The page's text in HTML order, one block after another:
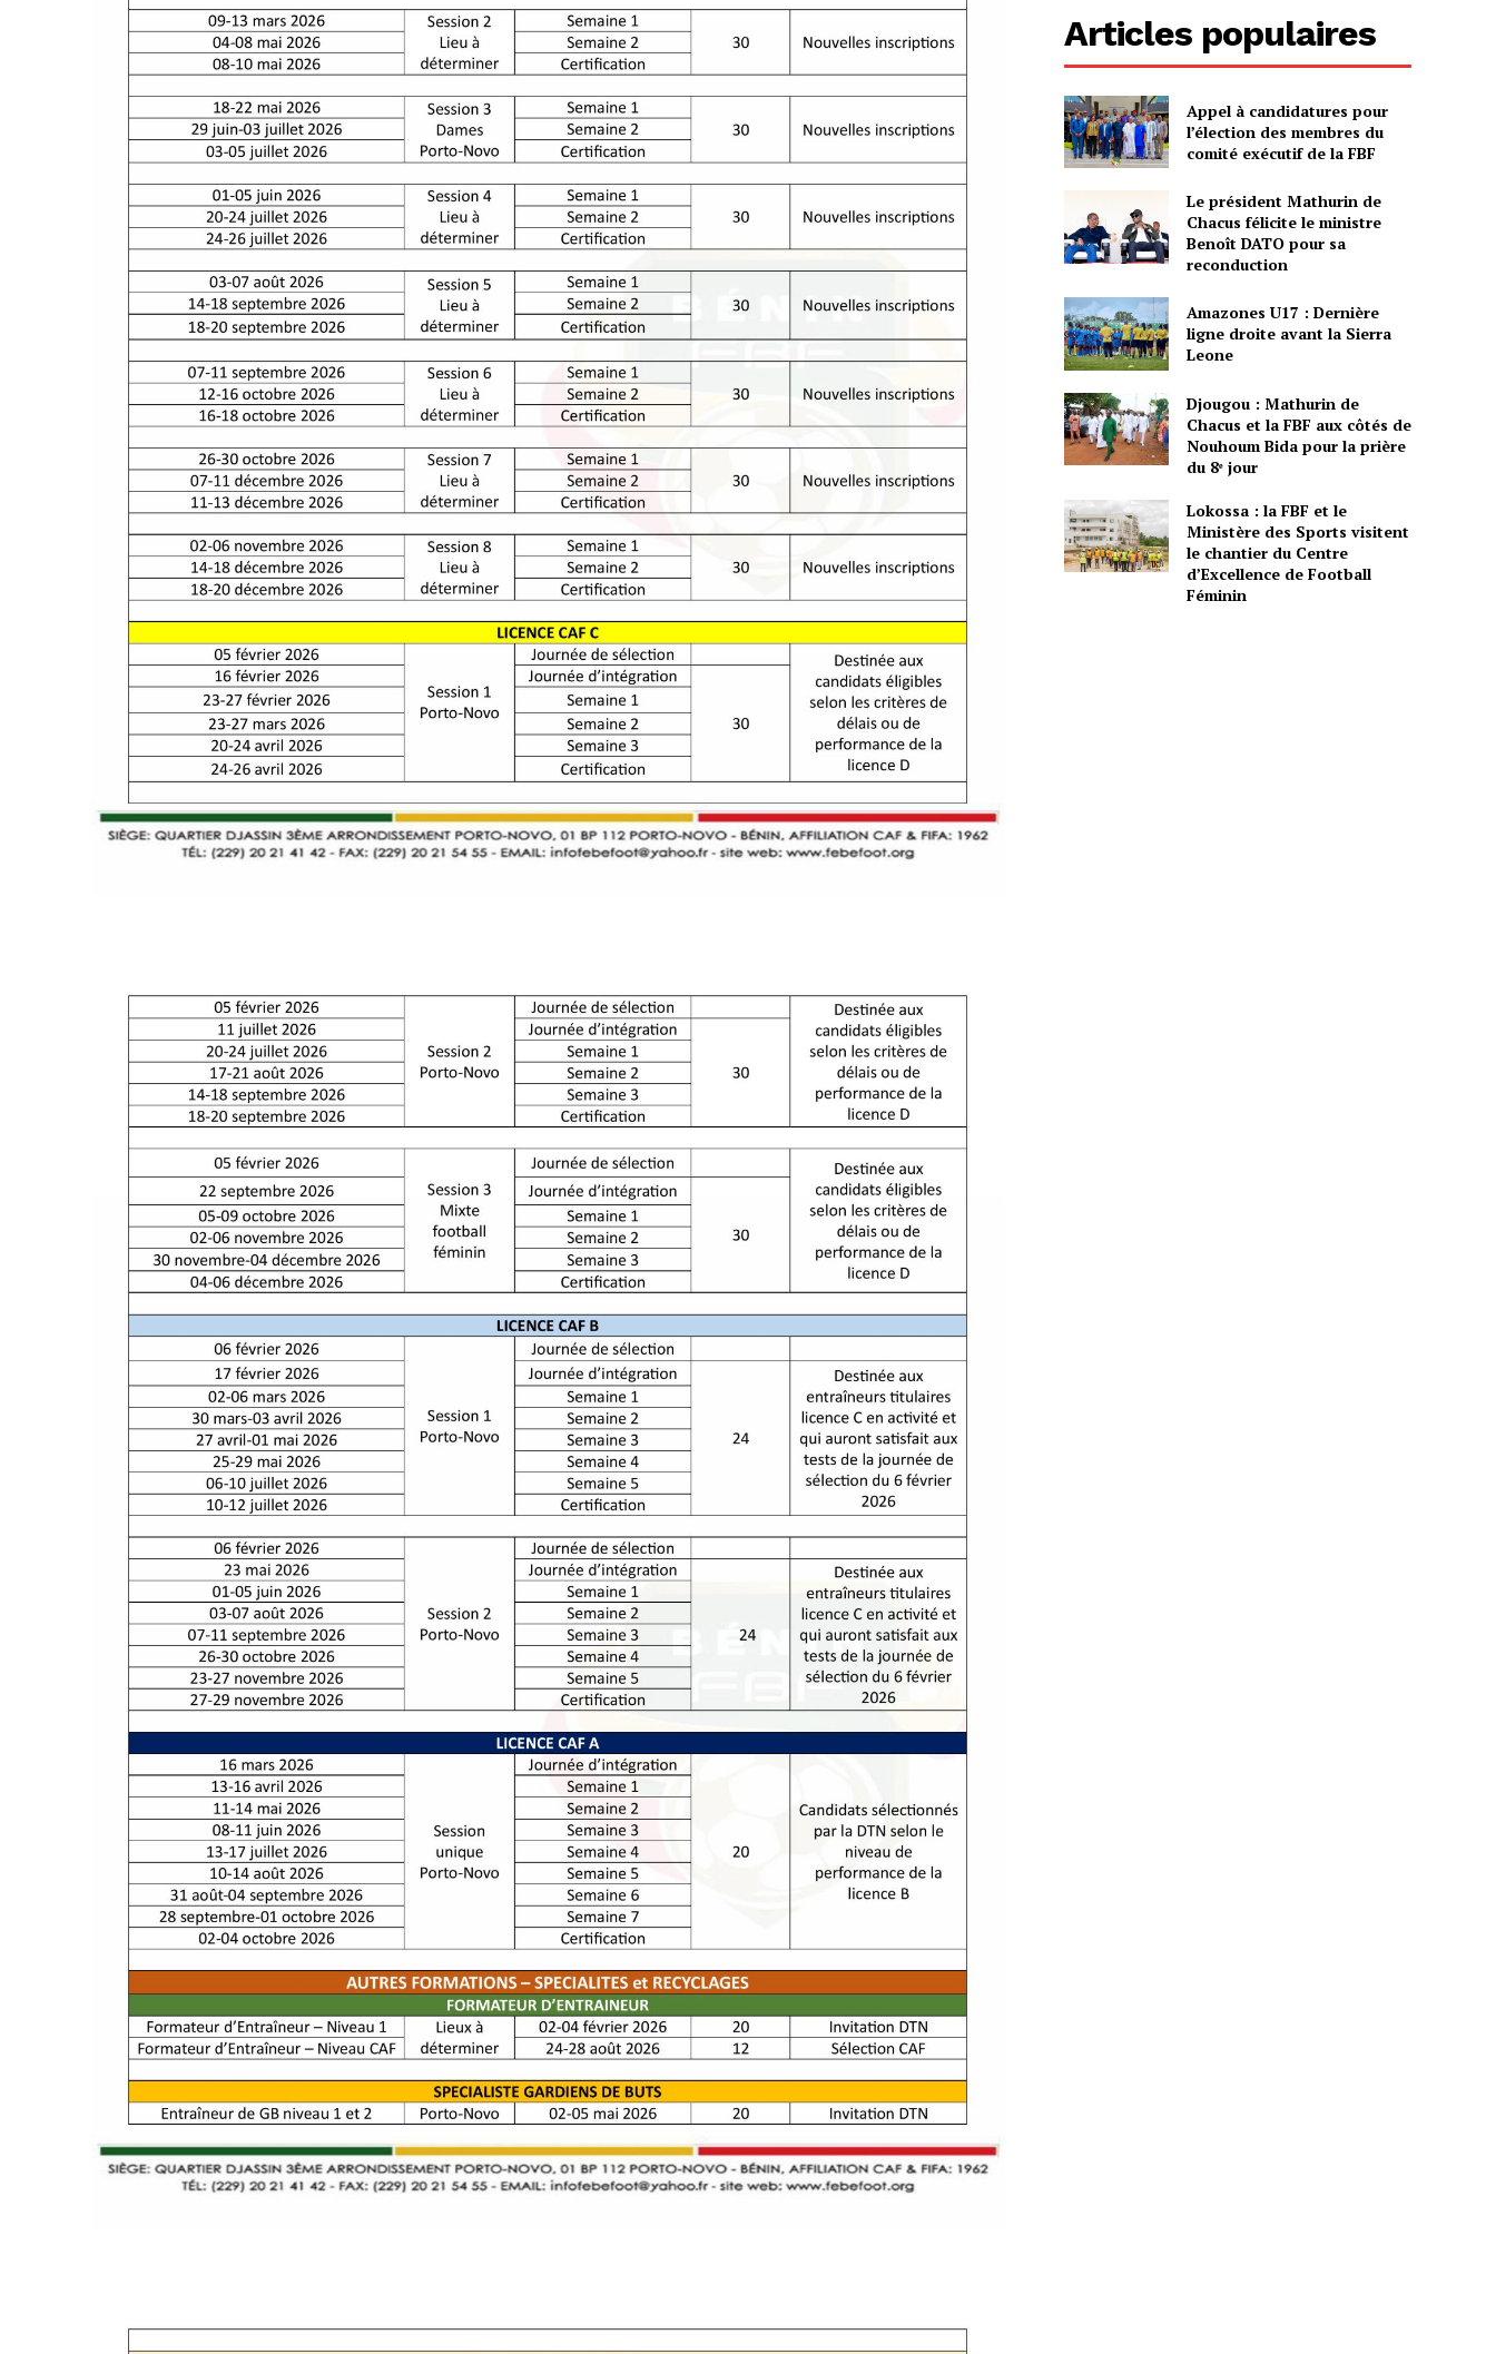
Articles populaires
Appel à candidatures pour
l’élection des membres du
comité exécutif de la FBF
Le président Mathurin de
Chacus félicite le ministre
Benoît DATO pour sa
reconduction
Amazones U17 : Dernière
ligne droite avant la Sierra
Leone
Djougou : Mathurin de
Chacus et la FBF aux côtés de
Nouhoum Bida pour la prière
du 8ᵉ jour
Lokossa : la FBF et le
Ministère des Sports visitent
le chantier du Centre
d’Excellence de Football
Féminin